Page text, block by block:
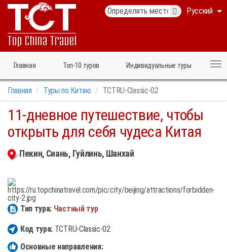
Русский
Главная Топ‑10 туров Индивидуальные туры
Главная Туры по Китаю TCTRU-Classic-02
11-дневное путешествие, чтобы
открыть для себя чудеса Китая
Пекин, Сиань, Гуйлинь, Шанхай
Тип тура: Частный тур
Код тура: TCTRU-Classic-02
Основные направления: